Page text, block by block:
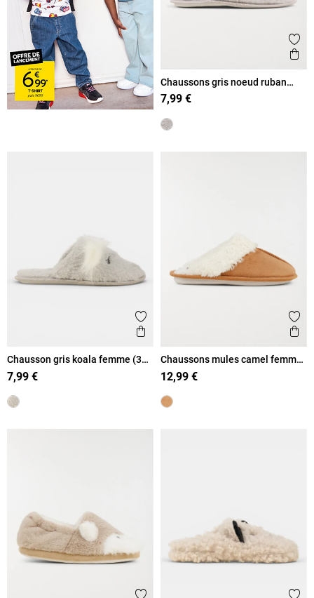
Chaussons gris noeud ruban
femme (36-41)
7,99 €
Ajouter aux favoris
Aperçu rapide
Chausson gris koala femme (36-
41)
7,99 €
Chaussons mules camel femme
(36-41)
12,99 €